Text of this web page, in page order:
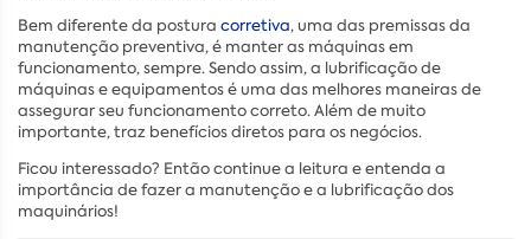
Bem diferente da postura corretiva, uma das premissas da
manutenção preventiva, é manter as máquinas em
funcionamento, sempre. Sendo assim, a lubrificação de
máquinas e equipamentos é uma das melhores maneiras de
assegurar seu funcionamento correto. Além de muito
importante, traz benefícios diretos para os negócios.
Ficou interessado? Então continue a leitura e entenda a
importância de fazer a manutenção e a lubrificação dos
maquinários!